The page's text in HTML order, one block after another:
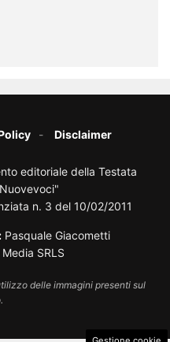
Disclaimer
editoriale della Testata
n. 3 del 10/02/2011
Pasquale Giacometti
SRLS
delle immagini presenti sul